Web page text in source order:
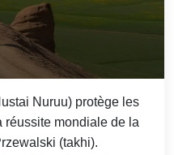
Nuruu) protège les
réussite mondiale de la
(takhi).